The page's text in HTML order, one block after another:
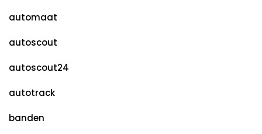
automaat
autoscout
autoscout24
autotrack
banden